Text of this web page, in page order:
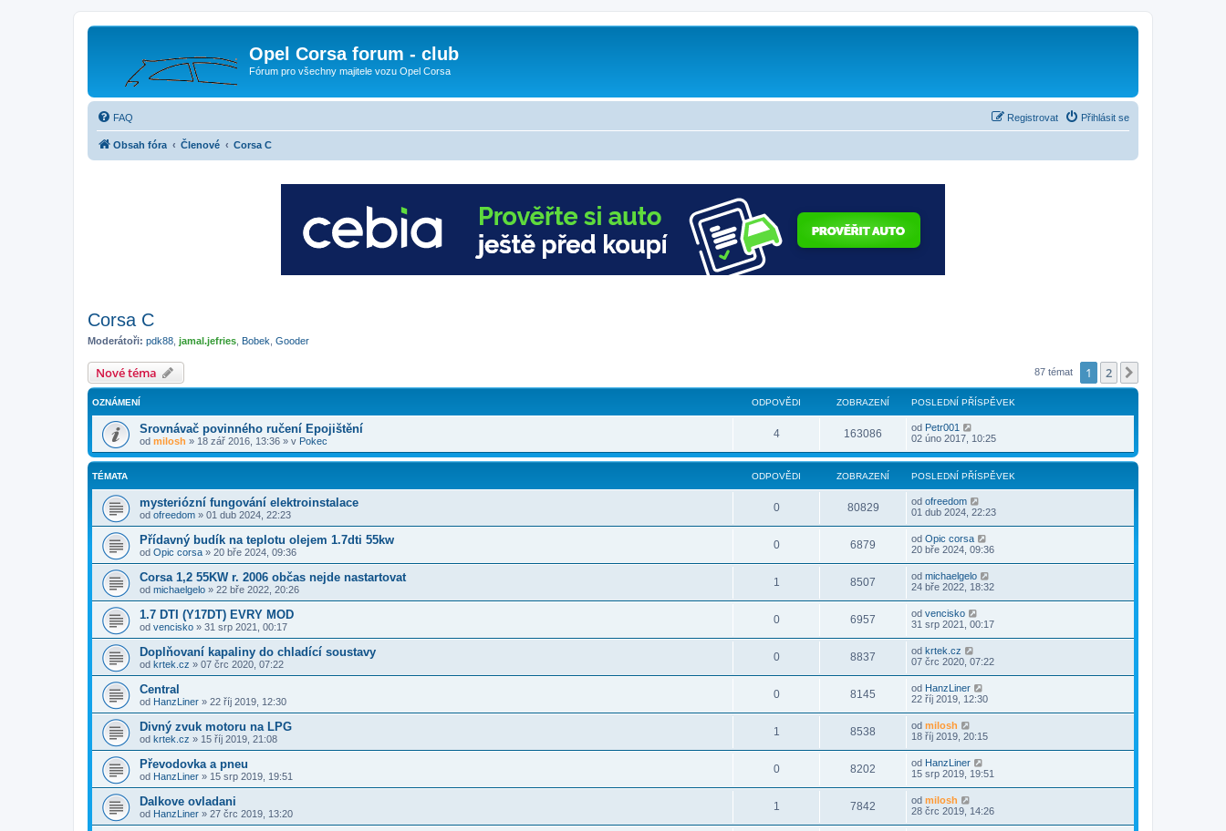
Opel Corsa forum - club
Fórum pro všechny majitele vozu Opel Corsa
FAQ Přihlásit se
Registrovat
Obsah fóra Členové Corsa C
Corsa C
Moderátoři: pdk88 jamal.jefries Bobek Gooder
Nové téma 87 témat 1 2
OZNÁMENÍ ODPOVĚDI ZOBRAZENÍ POSLEDNÍ PŘÍSPĚVEK
Srovnávač povinného ručení Epojištění
od milosh » 18 zář 2016, 13:36 » v Pokec
4 163086 od Petr001
02 úno 2017, 10:25
TÉMATA ODPOVĚDI ZOBRAZENÍ POSLEDNÍ PŘÍSPĚVEK
mysteriózní fungování elektroinstalace
od ofreedom » 01 dub 2024, 22:23
0 80829 od ofreedom
01 dub 2024, 22:23
Přídavný budík na teplotu olejem 1.7dti 55kw
od Opic corsa » 20 bře 2024, 09:36
0 6879 od Opic corsa
20 bře 2024, 09:36
Corsa 1,2 55KW r. 2006 občas nejde nastartovat
od michaelgelo » 22 bře 2022, 20:26
1 8507 od michaelgelo
24 bře 2022, 18:32
1.7 DTI (Y17DT) EVRY MOD
od vencisko » 31 srp 2021, 00:17
0 6957 od vencisko
31 srp 2021, 00:17
Doplňovaní kapaliny do chladící soustavy
od krtek.cz » 07 črc 2020, 07:22
0 8837 od krtek.cz
07 črc 2020, 07:22
Central
od HanzLiner » 22 říj 2019, 12:30
0 8145 od HanzLiner
22 říj 2019, 12:30
Divný zvuk motoru na LPG
od krtek.cz » 15 říj 2019, 21:08
1 8538 od milosh
18 říj 2019, 20:15
Převodovka a pneu
od HanzLiner » 15 srp 2019, 19:51
0 8202 od HanzLiner
15 srp 2019, 19:51
Dalkove ovladani
od HanzLiner » 27 črc 2019, 13:20
1 7842 od milosh
28 črc 2019, 14:26